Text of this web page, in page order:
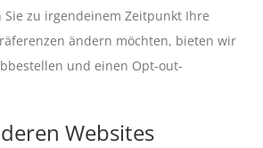
zu irgendeinem Zeitpunkt Ihre
ändern möchten, bieten wir
und einen Opt-out-
Websites